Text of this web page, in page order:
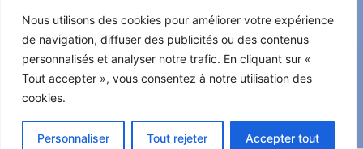
Nous utilisons des cookies pour améliorer votre expérience
de navigation, diffuser des publicités ou des contenus
personnalisés et analyser notre trafic. En cliquant sur «
Tout accepter », vous consentez à notre utilisation des
cookies.
Personnaliser Tout rejeter Accepter tout
Témoignages
Tout droit réservé ma santé ma vie 2022
Développé parAlcomnet